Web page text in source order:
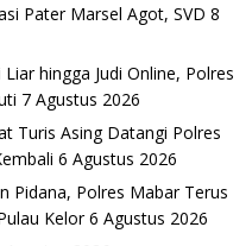
Pater Marsel Agot, SVD 8
hingga Judi Online, Polres
7 Agustus 2026
Turis Asing Datangi Polres
6 Agustus 2026
Pidana, Polres Mabar Terus
Kelor 6 Agustus 2026